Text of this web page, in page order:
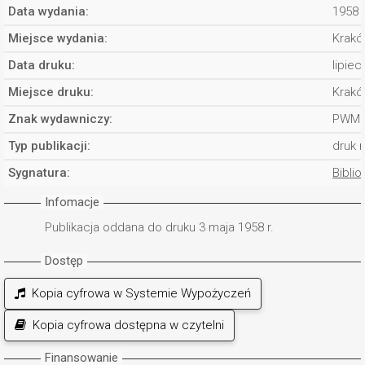
Data wydania:
1958
Miejsce wydania:
Data druku:
lipiec
Miejsce druku:
Znak wydawniczy:
PWM
Typ publikacji:
druk
Sygnatura:
Infomacje
Publikacja oddana do druku 3 maja 1958 r.
Dostęp
Kopia cyfrowa w Systemie Wypożyczeń
Kopia cyfrowa dostępna w czytelni
Finansowanie